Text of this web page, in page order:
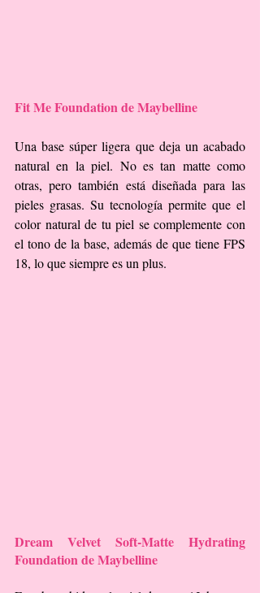
Fit Me Foundation de Maybelline
Una base súper ligera que deja un acabado
natural en la piel. No es tan matte como
otras, pero también está diseñada para las
pieles grasas. Su tecnología permite que el
color natural de tu piel se complemente con
el tono de la base, además de que tiene FPS
18, lo que siempre es un plus.
Dream Velvet Soft-Matte Hydrating
Foundation de Maybelline